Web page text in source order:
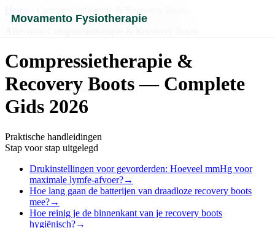
Movamento Fysiotherapie
Compressietherapie &
Recovery Boots — Complete
Gids 2026
Praktische handleidingen
Stap voor stap uitgelegd
Drukinstellingen voor gevorderden: Hoeveel mmHg voor
maximale lymfe-afvoer?→
Hoe lang gaan de batterijen van draadloze recovery boots
mee?→
Hoe reinig je de binnenkant van je recovery boots
hygiënisch?→